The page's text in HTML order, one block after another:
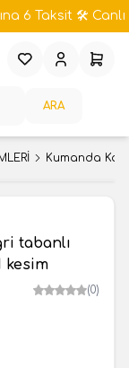
6 Taksit 🛠️ Canlı
ARA
FavorilerimHesabım
Kumanda
tabanlı
kesim
(0)